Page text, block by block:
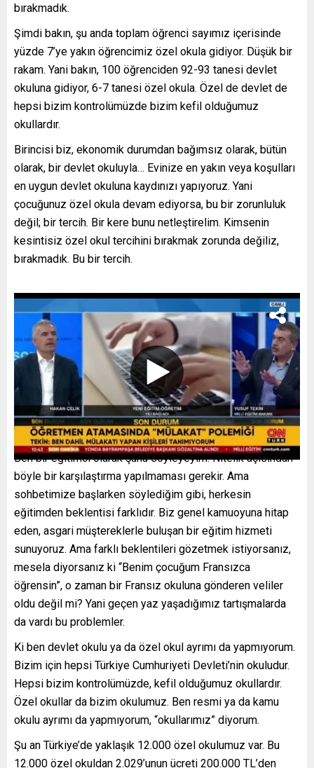
bırakmadık.
Şimdi bakın, şu anda toplam öğrenci sayımız içerisinde
yüzde 7’ye yakın öğrencimiz özel okula gidiyor. Düşük bir
rakam. Yani bakın, 100 öğrenciden 92-93 tanesi devlet
okuluna gidiyor, 6-7 tanesi özel okula. Özel de devlet de
hepsi bizim kontrolümüzde bizim kefil olduğumuz
okullardır.
Birincisi biz, ekonomik durumdan bağımsız olarak, bütün
olarak, bir devlet okuluyla… Evinize en yakın veya koşulları
en uygun devlet okuluna kaydınızı yapıyoruz. Yani
çocuğunuz özel okula devam ediyorsa, bu bir zorunluluk
değil; bir tercih. Bir kere bunu netleştirelim. Kimsenin
kesintisiz özel okul tercihini bırakmak zorunda değiliz,
bırakmadık. Bu bir tercih.
Ben bir eğitimci olarak şunu söyleyeyim: Nitelik açısından
böyle bir karşılaştırma yapılmaması gerekir. Ama
sohbetimize başlarken söylediğim gibi, herkesin
eğitimden beklentisi farklıdır. Biz genel kamuoyuna hitap
eden, asgari müştereklerle buluşan bir eğitim hizmeti
sunuyoruz. Ama farklı beklentileri gözetmek istiyorsanız,
mesela diyorsanız ki “Benim çocuğum Fransızca
öğrensin”, o zaman bir Fransız okuluna gönderen veliler
oldu değil mi? Yani geçen yaz yaşadığımız tartışmalarda
da vardı bu problemler.
Ki ben devlet okulu ya da özel okul ayrımı da yapmıyorum.
Bizim için hepsi Türkiye Cumhuriyeti Devleti’nin okuludur.
Hepsi bizim kontrolümüzde, kefil olduğumuz okullardır.
Özel okullar da bizim okulumuz. Ben resmi ya da kamu
okulu ayrımı da yapmıyorum, “okullarımız” diyorum.
Şu an Türkiye’de yaklaşık 12.000 özel okulumuz var. Bu
12.000 özel okuldan 2.029’unun ücreti 200.000 TL’den